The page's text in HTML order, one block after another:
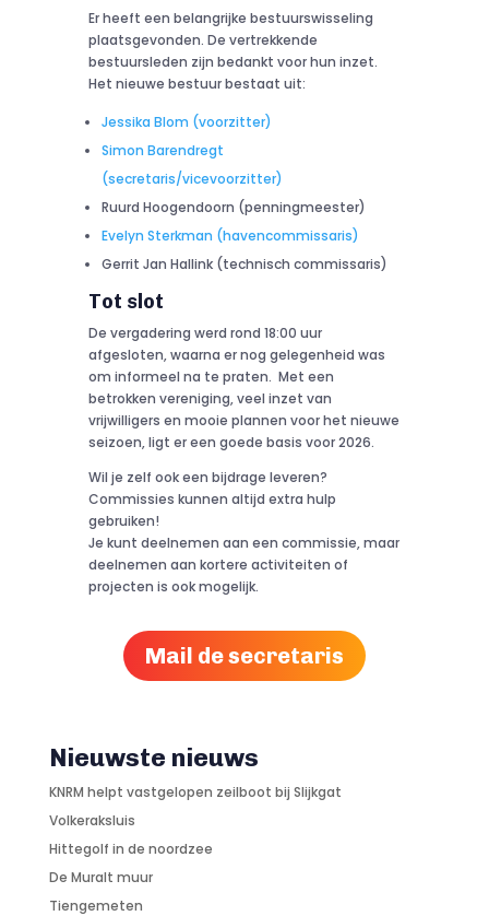
Er heeft een belangrijke bestuurswisseling
plaatsgevonden. De vertrekkende
bestuursleden zijn bedankt voor hun inzet.
Het nieuwe bestuur bestaat uit:
Jessika Blom (voorzitter)
Simon Barendregt
(secretaris/vicevoorzitter)
Ruurd Hoogendoorn (penningmeester)
Evelyn Sterkman (havencommissaris)
Gerrit Jan Hallink (technisch commissaris)
Tot slot
De vergadering werd rond 18:00 uur
afgesloten, waarna er nog gelegenheid was
om informeel na te praten. Met een
betrokken vereniging, veel inzet van
vrijwilligers en mooie plannen voor het nieuwe
seizoen, ligt er een goede basis voor 2026.
Wil je zelf ook een bijdrage leveren?
Commissies kunnen altijd extra hulp
gebruiken!
Je kunt deelnemen aan een commissie, maar
deelnemen aan kortere activiteiten of
projecten is ook mogelijk.
Mail de secretaris
Nieuwste nieuws
KNRM helpt vastgelopen zeilboot bij Slijkgat
Volkeraksluis
Hittegolf in de noordzee
De Muralt muur
Tiengemeten